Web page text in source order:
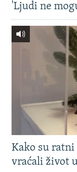
'Ljudi ne
Kako su
vraćali život